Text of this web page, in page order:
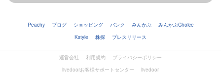
Peachy ブログ ショッピング バンク みんかぶ
みんかぶChoice
Kstyle
株探 プレスリリース
運営会社 利用規約
プライバシーポリシー
livedoorお客様サポートセンター
livedoor